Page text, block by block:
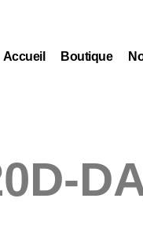
Accueil Boutique